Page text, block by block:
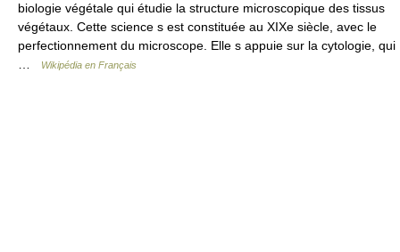
biologie végétale qui étudie la structure microscopique des tissus
végétaux. Cette science s est constituée au XIXe siècle, avec le
perfectionnement du microscope. Elle s appuie sur la cytologie, qui
Wikipédia en Français